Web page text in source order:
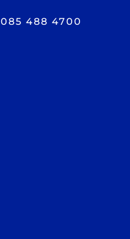
085 488 4700